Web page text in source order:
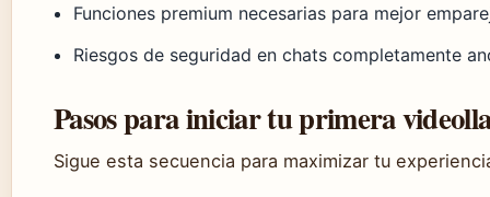
Funciones premium necesarias para mejor
Riesgos de seguridad en chats completamente
Pasos para iniciar tu primera
Sigue esta secuencia para maximizar tu